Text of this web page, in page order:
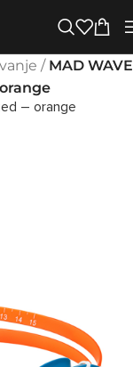
/ MAD WAVE
– orange